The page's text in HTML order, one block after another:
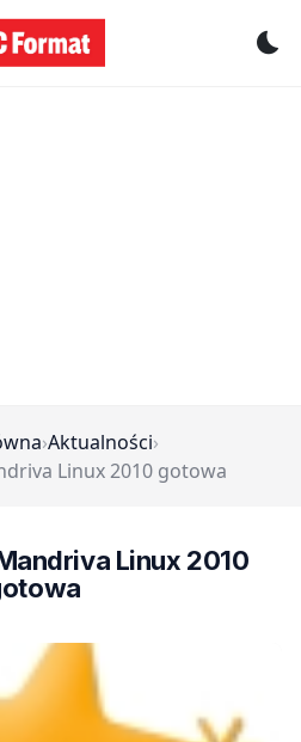
›Aktualności›
Linux 2010 gotowa
Linux 2010